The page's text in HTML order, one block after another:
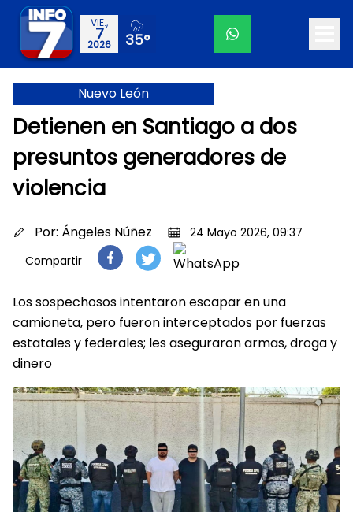
VIE.,
7
2026 35°
Nuevo León
Detienen en Santiago a dos
presuntos generadores de
violencia
Por: Ángeles Núñez
24 Mayo 2026, 09:37
Compartir
Los sospechosos intentaron escapar en una
camioneta, pero fueron interceptados por fuerzas
estatales y federales; les aseguraron armas, droga y
dinero